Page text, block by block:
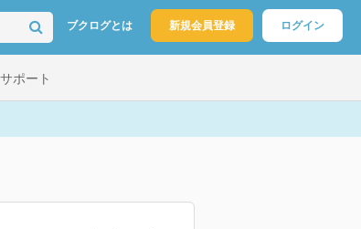
ブクログとは 新規会員登録 ログイン
サポート